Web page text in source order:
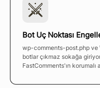
Bot Uç Noktası
wp-comments-post.php ve
botlar çıkmaz sokağa
FastComments'ın korumalı